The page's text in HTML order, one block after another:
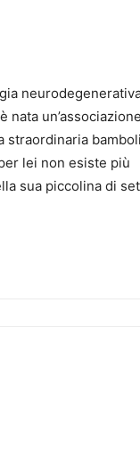
nata un’associazione
straordinaria
lei non esiste più
sua piccolina di